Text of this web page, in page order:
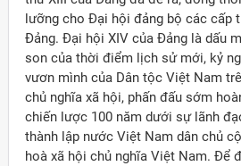
lưỡng cho Đại hội đảng bộ các cấp
Đảng. Đại hội XIV của Đảng là dấu
son của thời điểm lịch sử mới, kỷ
vươn mình của Dân tộc Việt Nam
chủ nghĩa xã hội, phấn đấu sớm
chiến lược 100 năm dưới sự lãnh
thành lập nước Việt Nam dân chủ
hoà xã hội chủ nghĩa Việt Nam. Để